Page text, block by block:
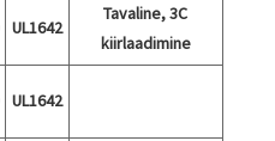
UL1642
Tavaline, 3C
kiirlaadimine
UL1642